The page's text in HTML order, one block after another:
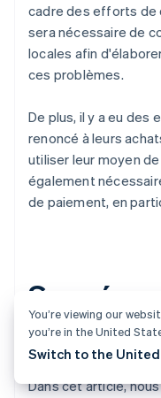
cadre des efforts de
sera nécessaire de
locales afin
ces problèmes.
De plus, il y a eu des
renoncé à leurs
utiliser leur moyen
également
de paiement, en
Se
entrante
Dans cet article,
You’re viewing our
you’re in the United
Switch to the